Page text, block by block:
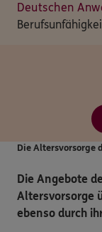
Deutschen
Die Altersvorsorge
Die Angebote
Altersvorsorge
ebenso durch